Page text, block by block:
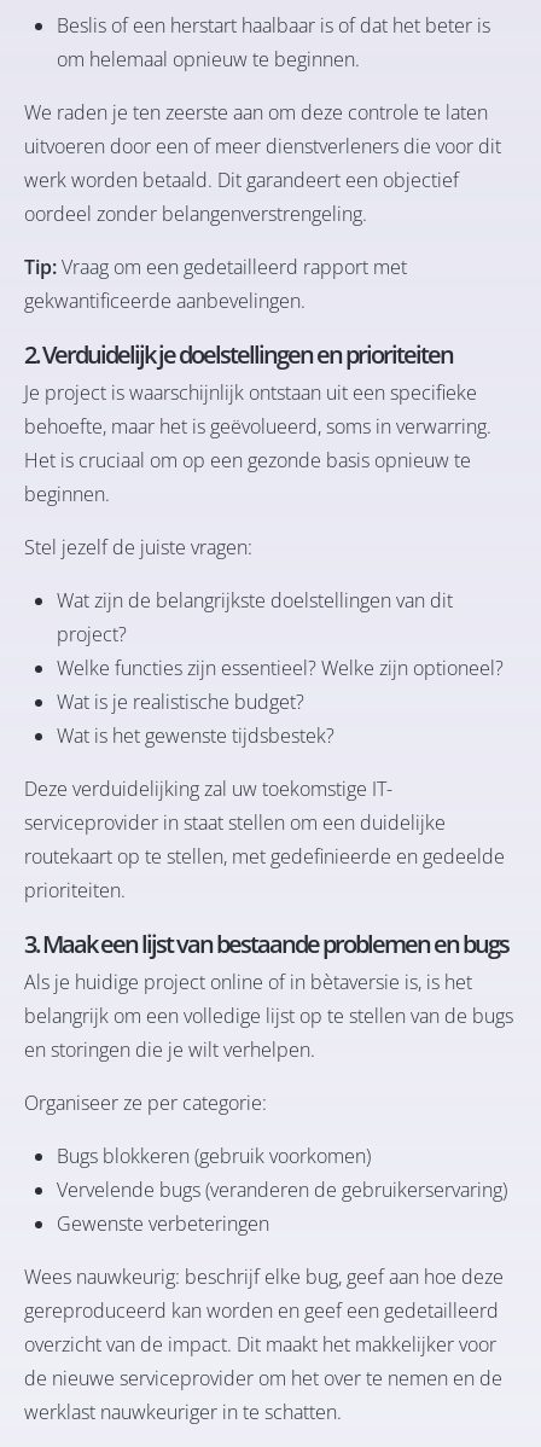
Beslis of een herstart haalbaar is of dat het beter is
om helemaal opnieuw te beginnen.
We raden je ten zeerste aan om deze controle te laten
uitvoeren door een of meer dienstverleners die voor dit
werk worden betaald. Dit garandeert een objectief
oordeel zonder belangenverstrengeling.
Tip:Vraag om een gedetailleerd rapport met
gekwantificeerde aanbevelingen.
2. Verduidelijk je doelstellingen en prioriteiten
Je project is waarschijnlijk ontstaan uit een specifieke
behoefte, maar het is geëvolueerd, soms in verwarring.
Het is cruciaal om op een gezonde basis opnieuw te
beginnen.
Stel jezelf de juiste vragen:
Wat zijn de belangrijkste doelstellingen van dit
project?
Welke functies zijn essentieel? Welke zijn optioneel?
Wat is je realistische budget?
Wat is het gewenste tijdsbestek?
Deze verduidelijking zal uw toekomstige IT-
serviceprovider in staat stellen om een duidelijke
routekaart op te stellen, met gedefinieerde en gedeelde
prioriteiten.
3. Maak een lijst van bestaande problemen en bugs
Als je huidige project online of in bètaversie is, is het
belangrijk om een volledige lijst op te stellen van de bugs
en storingen die je wilt verhelpen.
Organiseer ze per categorie:
Bugs blokkeren (gebruik voorkomen)
Vervelende bugs (veranderen de gebruikerservaring)
Gewenste verbeteringen
Wees nauwkeurig: beschrijf elke bug, geef aan hoe deze
gereproduceerd kan worden en geef een gedetailleerd
overzicht van de impact. Dit maakt het makkelijker voor
de nieuwe serviceprovider om het over te nemen en de
werklast nauwkeuriger in te schatten.